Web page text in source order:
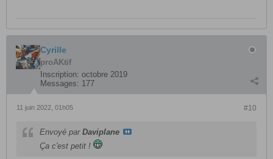
Cyrille
proAKtif
Inscription: octobre 2019
Messages: 177
#10
11 juin 2022, 01h05
Envoyé par Daviplane
Ça c'est petit !